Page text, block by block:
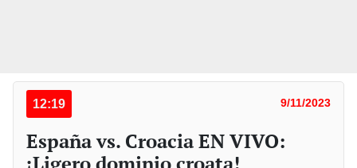
12:19 9/11/2023
España vs. Croacia EN VIVO:
¡Ligero dominio croata!